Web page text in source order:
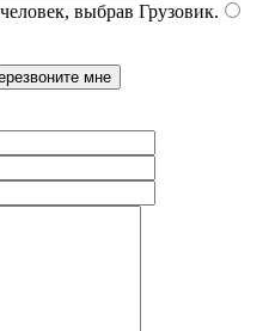
выбрав Грузовик.